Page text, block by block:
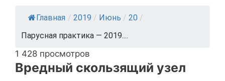
Главная / 2019 / Июнь / 20 /
Парусная практика — 2019....
1 428 просмотров
Вредный скользящий узел